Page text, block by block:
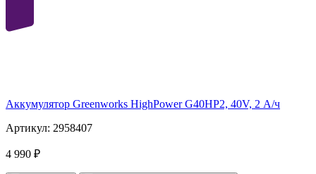
Аккумулятор Greenworks HighPower G40HP2, 40V, 2 А/ч
Артикул: 2958407
4 990 ₽